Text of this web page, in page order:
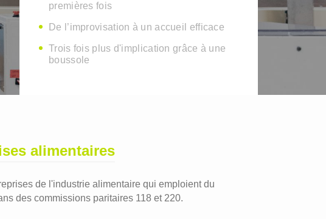
premières fois
De l’improvisation à un accueil efficace
Trois fois plus d'implication grâce à une
boussole
alimentaires
de l'industrie alimentaire qui emploient du
des commissions paritaires 118 et 220.